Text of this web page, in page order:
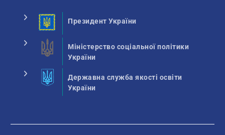
Президент України
Міністерство соціальної політики
України
Державна служба якості освіти
України